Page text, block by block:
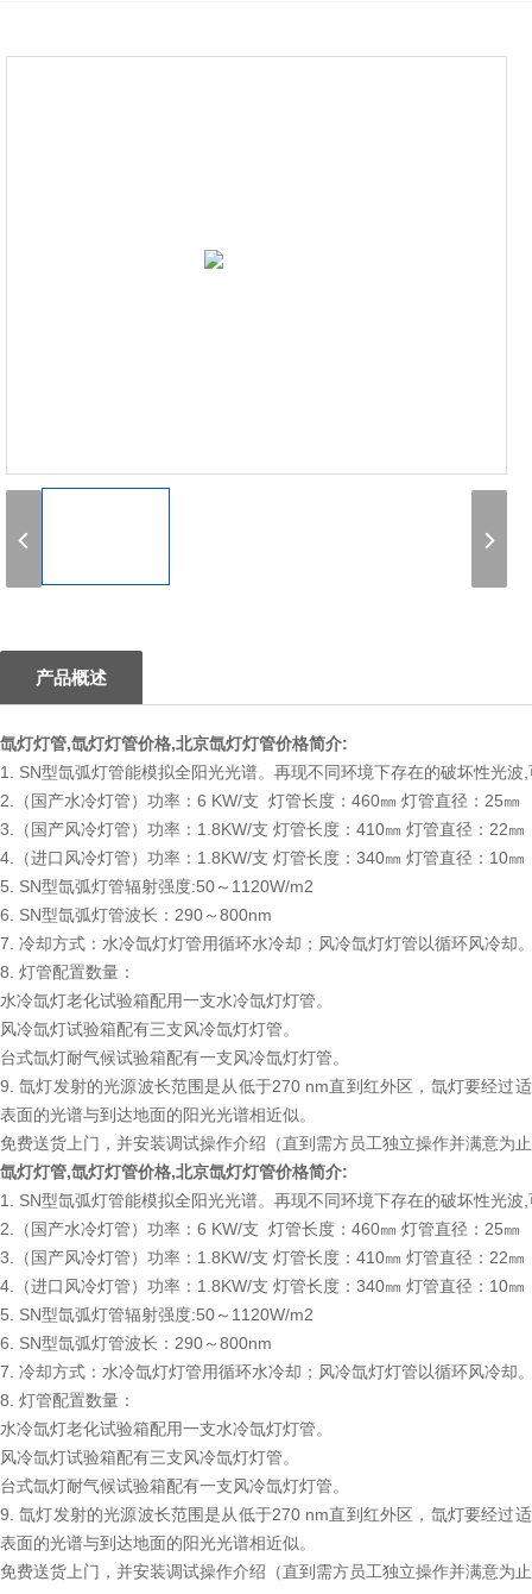
产品概述
氙灯灯管,氙灯灯管价格,北京氙灯灯管价格简介:
1. SN型氙弧灯管能模拟全阳光光谱。再现不同环境下存在的破坏性光
2.（国产水冷灯管）功率：6 KW/支 灯管长度：460㎜ 灯管直径：25㎜
3.（国产风冷灯管）功率：1.8KW/支 灯管长度：410㎜ 灯管直径：22㎜
4.（进口风冷灯管）功率：1.8KW/支 灯管长度：340㎜ 灯管直径：10㎜
5. SN型氙弧灯管辐射强度:50～1120W/m2
6. SN型氙弧灯管波长：290～800nm
7. 冷却方式：水冷氙灯灯管用循环水冷却；风冷氙灯灯管以循环风冷却
8. 灯管配置数量：
水冷氙灯老化试验箱配用一支水冷氙灯灯管。
风冷氙灯试验箱配有三支风冷氙灯灯管。
台式氙灯耐气候试验箱配有一支风冷氙灯灯管。
9. 氙灯发射的光源波长范围是从低于270 nm直到红外区，氙灯要经过
表面的光谱与到达地面的阳光光谱相近似。
免费送货上门，并安装调试操作介绍（直到需方员工独立操作并满意为
氙灯灯管,氙灯灯管价格,北京氙灯灯管价格简介:
1. SN型氙弧灯管能模拟全阳光光谱。再现不同环境下存在的破坏性光
2.（国产水冷灯管）功率：6 KW/支 灯管长度：460㎜ 灯管直径：25㎜
3.（国产风冷灯管）功率：1.8KW/支 灯管长度：410㎜ 灯管直径：22㎜
4.（进口风冷灯管）功率：1.8KW/支 灯管长度：340㎜ 灯管直径：10㎜
5. SN型氙弧灯管辐射强度:50～1120W/m2
6. SN型氙弧灯管波长：290～800nm
7. 冷却方式：水冷氙灯灯管用循环水冷却；风冷氙灯灯管以循环风冷却
8. 灯管配置数量：
水冷氙灯老化试验箱配用一支水冷氙灯灯管。
风冷氙灯试验箱配有三支风冷氙灯灯管。
台式氙灯耐气候试验箱配有一支风冷氙灯灯管。
9. 氙灯发射的光源波长范围是从低于270 nm直到红外区，氙灯要经过
表面的光谱与到达地面的阳光光谱相近似。
免费送货上门，并安装调试操作介绍（直到需方员工独立操作并满意为